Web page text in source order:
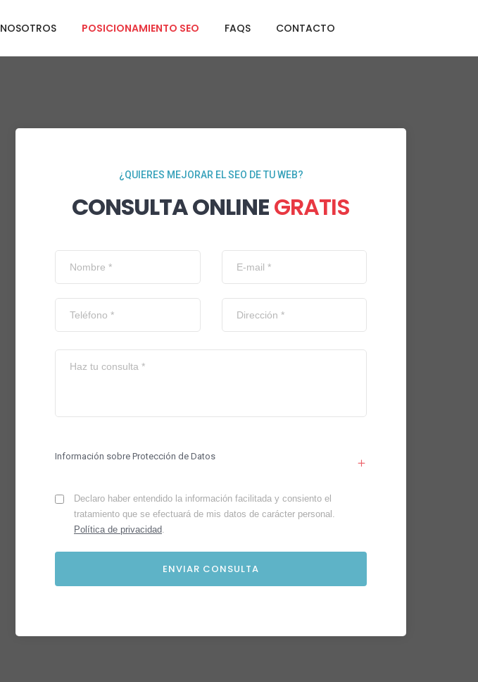
NOSOTROS POSICIONAMIENTO SEO FAQS CONTACTO
¿QUIERES MEJORAR EL SEO DE TU WEB?
CONSULTA ONLINEGRATIS
Información sobre Protección de Datos
Declaro haber entendido la información facilitada y consiento el
tratamiento que se efectuará de mis datos de carácter personal.
Política de privacidad.